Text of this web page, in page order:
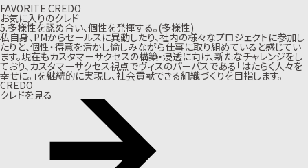
FAVORITE CREDO
お気に入りのクレド
5.多様性を認め合い、個性を発揮する。(多様性)
私自身、PMからセールスに異動したり、社内の様々なプロジェクトに参加し
たりと、個性・得意を活かし愉しみながら仕事に取り組めていると感じてい
ます。現在もカスタマーサクセスの構築・浸透に向け、新たなチャレンジをし
ており、カスタマーサクセス視点でヴィスのパーパスである「はたらく人々を
幸せに。」を継続的に実現し、社会貢献できる組織づくりを目指します。
CREDO
クレドを見る